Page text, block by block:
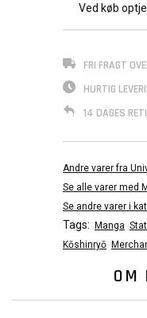
Ved køb
FRI FRAGT
HURTIG
14 DAGES
Andre varer fra
Se alle varer med
Se andre varer i
Tags: Manga
Kōshinryō
OM